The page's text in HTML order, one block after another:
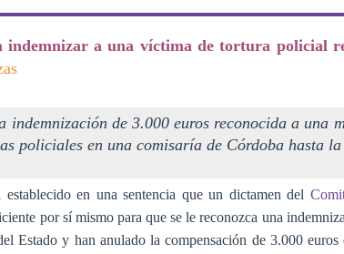
indemnizar a una víctima de tortura policial
indemnización de 3.000 euros reconocida a una
policiales en una comisaría de Córdoba hasta
en una sentencia que un dictamen del
por sí mismo para que se le reconozca una
Estado y han anulado la compensación de 3.000 euros